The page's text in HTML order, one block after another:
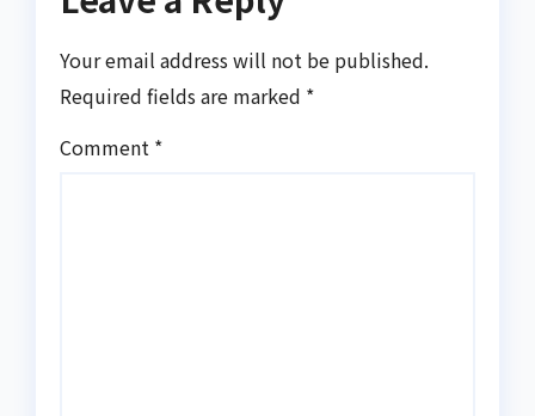
Your email address will not be published.
Required fields are marked *
Comment *